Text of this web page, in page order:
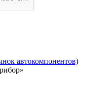
автокомпонентов)